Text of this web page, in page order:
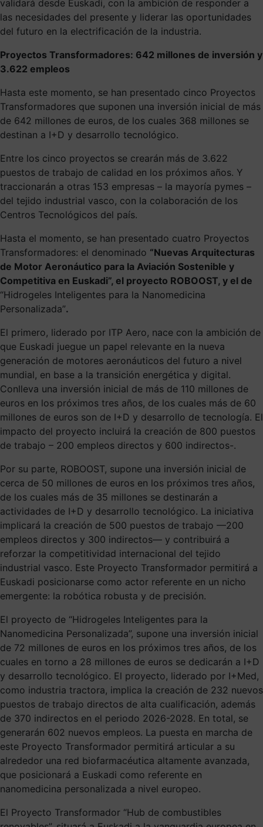
validará desde Euskadi, con la ambición de responder a
las necesidades del presente y liderar las oportunidades
del futuro en la electrificación de la industria.
Proyectos Transformadores: 642 millones de inversión y
3.622 empleos
Hasta este momento, se han presentado cinco Proyectos
Transformadores que suponen una inversión inicial de más
de 642 millones de euros, de los cuales 368 millones se
destinan a I+D y desarrollo tecnológico.
Entre los cinco proyectos se crearán más de 3.622
puestos de trabajo de calidad en los próximos años. Y
traccionarán a otras 153 empresas – la mayoría pymes –
del tejido industrial vasco, con la colaboración de los
Centros Tecnológicos del país.
Hasta el momento, se han presentado cuatro Proyectos
Transformadores: el denominado “Nuevas Arquitecturas
de Motor Aeronáutico para la Aviación Sostenible y
Competitiva en Euskadi”, el proyecto ROBOOST, y el de
“Hidrogeles Inteligentes para la Nanomedicina
Personalizada”.
El primero, liderado por ITP Aero, nace con la ambición de
que Euskadi juegue un papel relevante en la nueva
generación de motores aeronáuticos del futuro a nivel
mundial, en base a la transición energética y digital.
Conlleva una inversión inicial de más de 110 millones de
euros en los próximos tres años, de los cuales más de 60
millones de euros son de I+D y desarrollo de tecnología. El
impacto del proyecto incluirá la creación de 800 puestos
de trabajo – 200 empleos directos y 600 indirectos-.
Por su parte, ROBOOST, supone una inversión inicial de
cerca de 50 millones de euros en los próximos tres años,
de los cuales más de 35 millones se destinarán a
actividades de I+D y desarrollo tecnológico. La iniciativa
implicará la creación de 500 puestos de trabajo —200
empleos directos y 300 indirectos— y contribuirá a
reforzar la competitividad internacional del tejido
industrial vasco. Este Proyecto Transformador permitirá a
Euskadi posicionarse como actor referente en un nicho
emergente: la robótica robusta y de precisión.
El proyecto de “Hidrogeles Inteligentes para la
Nanomedicina Personalizada”, supone una inversión inicial
de 72 millones de euros en los próximos tres años, de los
cuales en torno a 28 millones de euros se dedicarán a I+D
y desarrollo tecnológico. El proyecto, liderado por I+Med,
como industria tractora, implica la creación de 232 nuevos
puestos de trabajo directos de alta cualificación, además
de 370 indirectos en el periodo 2026-2028. En total, se
generarán 602 nuevos empleos. La puesta en marcha de
este Proyecto Transformador permitirá articular a su
alrededor una red biofarmacéutica altamente avanzada,
que posicionará a Euskadi como referente en
nanomedicina personalizada a nivel europeo.
El Proyecto Transformador “Hub de combustibles